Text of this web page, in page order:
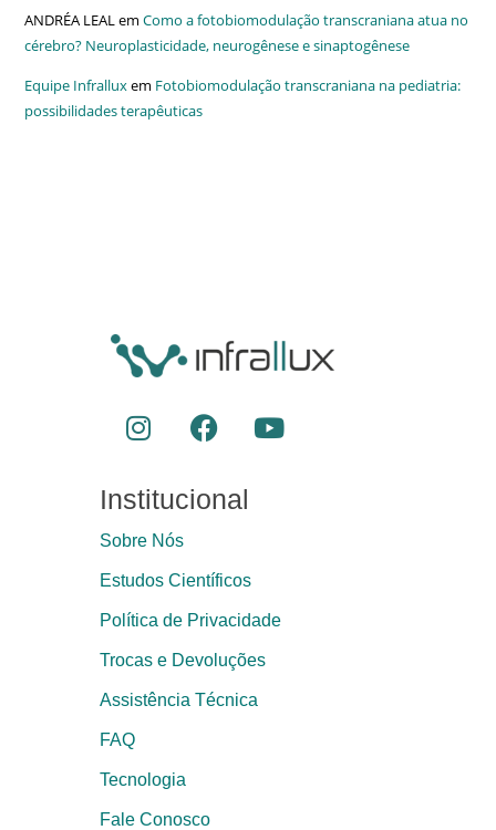
ANDRÉA LEALemComo a fotobiomodulação transcraniana atua no
cérebro? Neuroplasticidade, neurogênese e sinaptogênese
Equipe Infralluxem Fotobiomodulação transcraniana na pediatria:
possibilidades terapêuticas
Institucional
Sobre Nós
Estudos Científicos
Política de Privacidade
Trocas e Devoluções
Assistência Técnica
FAQ
Tecnologia
Fale Conosco